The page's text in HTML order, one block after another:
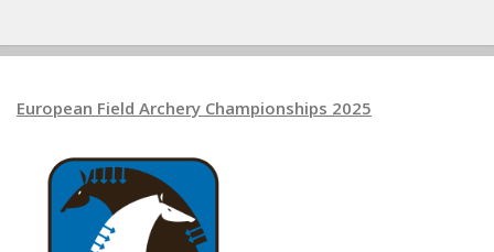
European Field Archery Championships 2025